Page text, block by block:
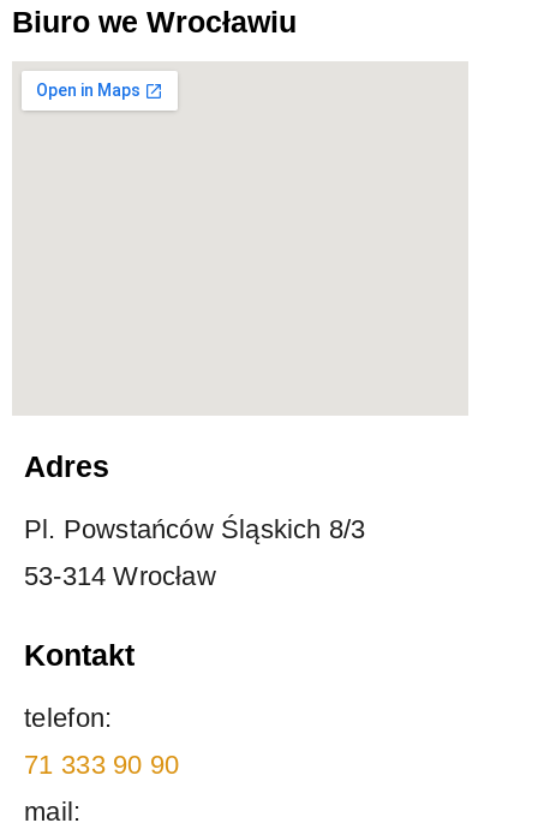
Biuro we Wrocławiu
Adres
Pl. Powstańców Śląskich 8/3
53-314 Wrocław
Kontakt
telefon:
71 333 90 90
mail: